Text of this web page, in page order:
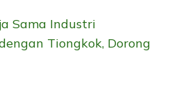
Sama Industri
Tiongkok, Dorong